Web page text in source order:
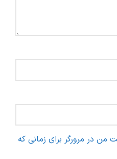
من در مرورگر برای زمانی که